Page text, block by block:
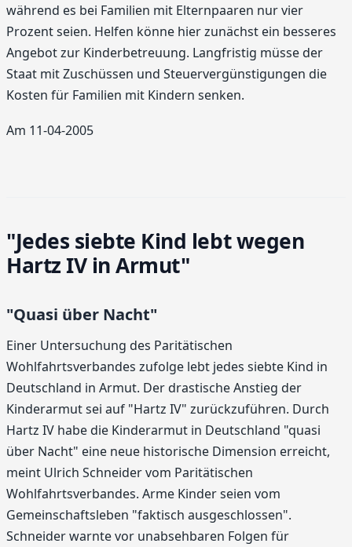
während es bei Familien mit Elternpaaren nur vier
Prozent seien. Helfen könne hier zunächst ein besseres
Angebot zur Kinderbetreuung. Langfristig müsse der
Staat mit Zuschüssen und Steuervergünstigungen die
Kosten für Familien mit Kindern senken.
Am 11-04-2005
"Jedes siebte Kind lebt wegen
Hartz IV in Armut"
"Quasi über Nacht"
Einer Untersuchung des Paritätischen
Wohlfahrtsverbandes zufolge lebt jedes siebte Kind in
Deutschland in Armut. Der drastische Anstieg der
Kinderarmut sei auf "Hartz IV" zurückzuführen. Durch
Hartz IV habe die Kinderarmut in Deutschland "quasi
über Nacht" eine neue historische Dimension erreicht,
meint Ulrich Schneider vom Paritätischen
Wohlfahrtsverbandes. Arme Kinder seien vom
Gemeinschaftsleben "faktisch ausgeschlossen".
Schneider warnte vor unabsehbaren Folgen für